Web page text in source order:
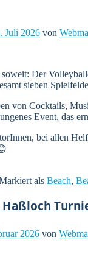
Juli 2026 von
Der
sieben
von Cocktails,
Event, das
bei allen
als Beach,
Haßloch
2026 von